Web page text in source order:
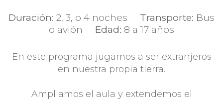
Duración: 2, 3, o 4 noches Transporte: Bus
o avión Edad: 8 a 17 años
En este programa jugamos a ser extranjeros
en nuestra propia tierra.
Ampliamos el aula y extendemos el